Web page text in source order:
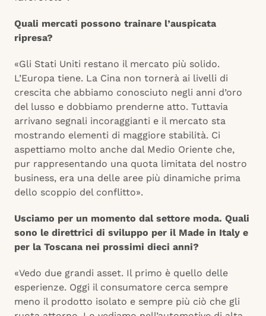
Quali mercati possono trainare l’auspicata
ripresa?
«Gli Stati Uniti restano il mercato più solido.
L’Europa tiene. La Cina non tornerà ai livelli di
crescita che abbiamo conosciuto negli anni d’oro
del lusso e dobbiamo prenderne atto. Tuttavia
arrivano segnali incoraggianti e il mercato sta
mostrando elementi di maggiore stabilità. Ci
aspettiamo molto anche dal Medio Oriente che,
pur rappresentando una quota limitata del nostro
business, era una delle aree più dinamiche prima
dello scoppio del conflitto».
Usciamo per un momento dal settore moda. Quali
sono le direttrici di sviluppo per il Made in Italy e
per la Toscana nei prossimi dieci anni?
«Vedo due grandi asset. Il primo è quello delle
esperienze. Oggi il consumatore cerca sempre
meno il prodotto isolato e sempre più ciò che gli